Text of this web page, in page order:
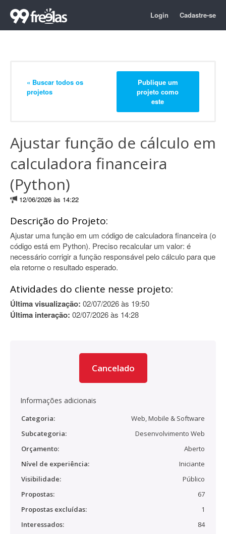
Login Cadastre-se
« Buscar todos os
projetos
Publique um
projeto como
este
Ajustar função de cálculo em
calculadora financeira
(Python)
12/06/2026 às 14:22
Descrição do Projeto:
Ajustar uma função em um código de calculadora financeira (o
código está em Python). Preciso recalcular um valor: é
necessário corrigir a função responsável pelo cálculo para que
ela retorne o resultado esperado.
Atividades do cliente nesse projeto:
Última visualização: 02/07/2026 às 19:50
Última interação: 02/07/2026 às 14:28
Cancelado
Informações adicionais
Categoria:
Web, Mobile & Software
Subcategoria:
Desenvolvimento Web
Orçamento:
Aberto
Nível de experiência:
Iniciante
Visibilidade:
Público
Propostas:
67
Propostas excluídas:
1
Interessados:
84